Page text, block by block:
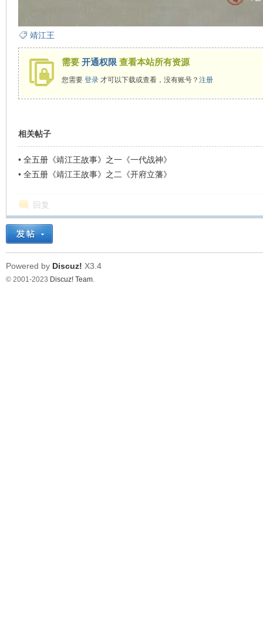
靖江王
需要 开通权限 查看本站所有资源
您需要 登录才可以下载或查看，没有账号？ 注册
相关帖子
• 全五册《靖江王故事》之一《一代战神》
• 全五册《靖江王故事》之二《开府立藩》
回复
Powered by Discuz! X3.4
© 2001-2023 Discuz! Team.